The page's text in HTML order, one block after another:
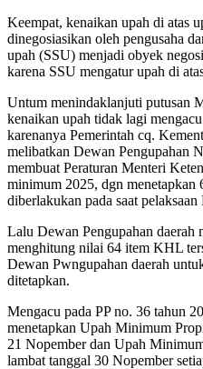
Keempat, kenaikan upah di atas
dinegosiasikan oleh pengusaha
upah (SSU) menjadi obyek
karena SSU mengatur upah di
Untum menindaklanjuti putusan
kenaikan upah tidak lagi
karenanya Pemerintah cq.
melibatkan Dewan Pengupahan
membuat Peraturan Menteri
minimum 2025, dgn
diberlakukan pada saat
Lalu Dewan Pengupahan daerah
menghitung nilai 64 item KHL
Dewan Pwngupahan daerah
ditetapkan.
Mengacu pada PP no. 36 tahun
menetapkan Upah Minimum
21 Nopember dan Upah
lambat tanggal 30 Nopember